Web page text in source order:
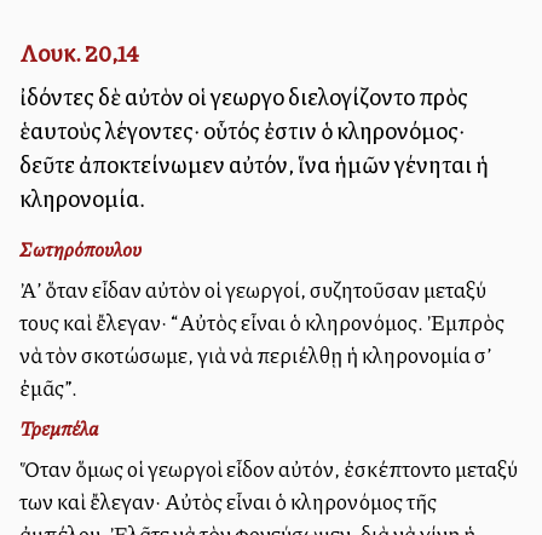
Λουκ. 20,14
ἰδόντες δὲ αὐτὸν οἱ γεωργοὶ διελογίζοντο πρὸς
ἑαυτοὺς λέγοντες· οὗτός ἐστιν ὁ κληρονόμος·
δεῦτε ἀποκτείνωμεν αὐτόν, ἵνα ἡμῶν γένηται ἡ
κληρονομία.
Σωτηρόπουλου
Ἀλλ’ ὅταν εἶδαν αὐτὸν οἱ γεωργοί, συζητοῦσαν μεταξύ
τους καὶ ἔλεγαν· “Αὐτὸς εἶναι ὁ κληρονόμος. Ἐμπρὸς
νὰ τὸν σκοτώσωμε, γιὰ νὰ περιέλθῃ ἡ κληρονομία σ’
ἐμᾶς”.
Τρεμπέλα
Ὅταν ὅμως οἱ γεωργοὶ εἶδον αὐτόν, ἐσκέπτοντο μεταξύ
των καὶ ἔλεγαν· Αὐτὸς εἶναι ὁ κληρονόμος τῆς